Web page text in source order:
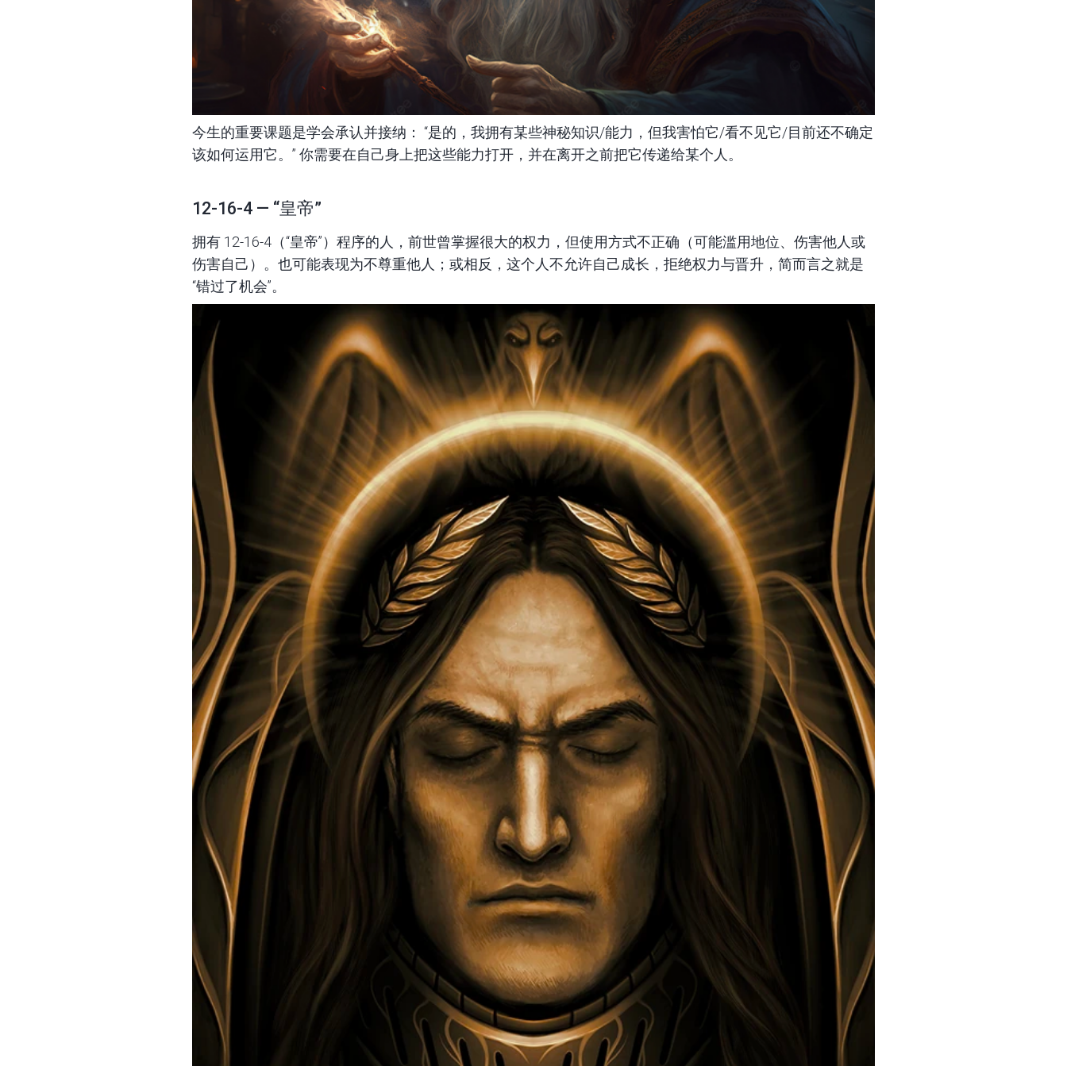
今生的重要课题是学会承认并接纳： “是的，我拥有某些神秘知识/能力，但我害怕它/看不见它/目前还不确定
该如何运用它。” 你需要在自己身上把这些能力打开，并在离开之前把它传递给某个人。
12-16-4 — “皇帝”
拥有 12-16-4（“皇帝”）程序的人，前世曾掌握很大的权力，但使用方式不正确（可能滥用地位、伤害他人或
伤害自己）。也可能表现为不尊重他人；或相反，这个人不允许自己成长，拒绝权力与晋升，简而言之就是
“错过了机会”。